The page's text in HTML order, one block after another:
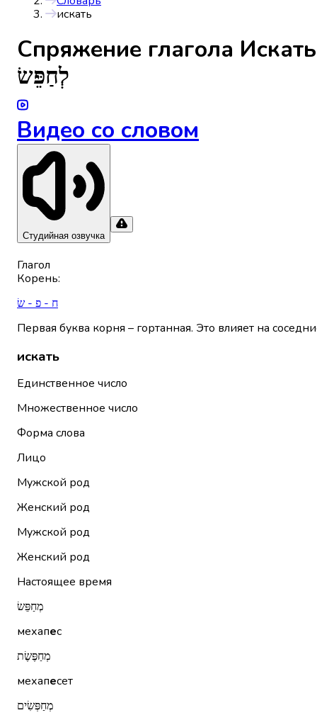
искать
Спряжениe глагола Искать
לְחַפֵּשׂ
Видео со словом
Студийная озвучка
Глагол
Корень:
ח - פ - שׂ
Первая буква корня – гортанная. Это влияет на
искать
Единственное число
Множественное число
Форма слова
Лицо
Мужской род
Женский род
Мужской род
Женский род
Настоящее время
מְחַפֵּשׂ
мехапес
מְחַפֶּשֶׂת
мехапесет
מְחַפְּשִׂים